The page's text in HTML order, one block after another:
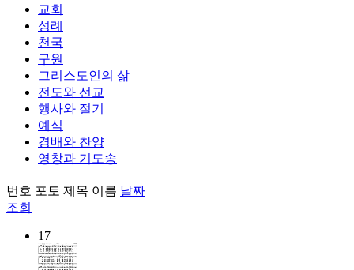
교회
성례
천국
구원
그리스도인의 삶
전도와 선교
행사와 절기
예식
경배와 찬양
영창과 기도송
번호 포토 제목 이름 날짜
조회
17